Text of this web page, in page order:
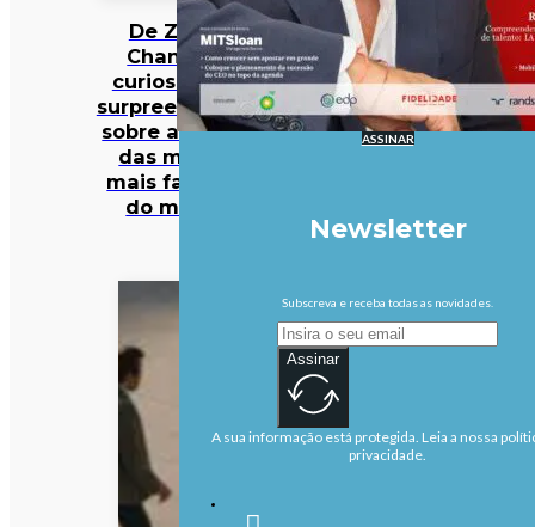
De Zara a
Chanel: 12
curiosidades
surpreendentes
sobre algumas
das marcas
mais famosas
do mundo
ASSINAR
Newsletter
Subscreva e receba todas as novidades.
Assinar
A sua informação está protegida. Leia a nossa
privacidade.